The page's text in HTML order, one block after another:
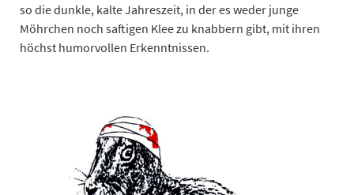
so die dunkle, kalte Jahreszeit, in der es weder junge
Möhrchen noch saftigen Klee zu knabbern gibt, mit ihren
höchst humorvollen Erkenntnissen.